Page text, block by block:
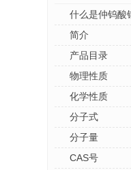
什么是仲钨酸
简介
产品目录
物理性质
化学性质
分子式
分子量
CAS号